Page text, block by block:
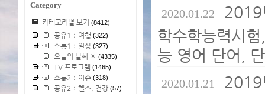
Category
카테고리별 보기 (8412)
공유1：여행 (322)
소통1：일상 (327)
오늘의 날씨 ☀ (4335)
TV 프로그램 (1465)
소통2：이슈 (318)
공유2：헬스, 건강 (57)
2020.01.22 2019
학수학능력시
능 영어 단어,
2020.01.21 2019